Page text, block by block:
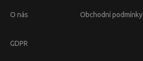
O nás Obchodní podmínky
GDPR